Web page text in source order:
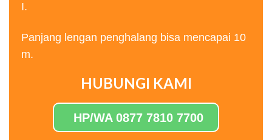
I.
Panjang lengan penghalang bisa mencapai 10
m.
HUBUNGI KAMI
HP/WA 0877 7810 7700